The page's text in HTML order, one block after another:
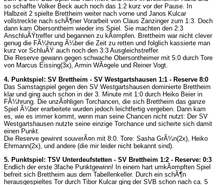
so schaffte Volker Beck auch noch das 1:2 kurz vor der Pause. In
Halbzeit 2 spielte Brettheim weiter nach vorne und Janos Kulcar
vollstreckte nach schÃ¶ner Vorarbeit von Claus Zanzinger zum 1:3. Doch
dann kam Obersontheim wieder ins Spiel. Sie machten den 2:3
AnschluÃŸtreffer und begannen zu kÃ¤mpfen. Brettheim war nicht clever
genug die FÃ¼hrung Ã¼ber die Zeit zu retten und folglich kassierte man
kurz vor SchluÃŸ auch noch den 3:3 Ausgleichstreffer.
Die Reserve gewann gegen schwache Obersontheimer mit 5:0 durch Tore
von Marcus Eissing(3x), Armin WÃ¤gele und Reiner Vogt.
4. Punktspiel: SV Brettheim - SV Westgartshausen 1:1 - Reserve 8:0
Das Samstagspiel gegen den SV Westgartshausen dominierte Brettheim
klar und ging auch schon in der 3. Minute mit 1:0 durch Heiko Beier in
FÃ¼hrung. Die unzÃ¤hligen Torchancen, die sich Brettheim das ganze
Spiel Ã¼ber erarbeitete wurden jedoch leichtfertig vergeben. Dann kam
es, wie es immer kommt, wenn man seine Chancen nicht nutzt: Der SV
Westgartshausen nutzte seine einzige Torchance und sicherte sich damit
einen Punkt.
Die Reserve gewinnt souverÃ¤n mit 8:0. Tore: Sasha GrÃ¼n(2x), Heiko
Ehrmann(2x), und andere (die mir leider nicht bekannt sind).
5. Punktspiel: TSV Unterdeufstetten - SV Brettheim 1:2 - Reserve: 0:3
Endlich der erste 3fache Punktgewinn! In einem hart umkÃ¤mpften Spiel
befreit sich Brettheim aus dem Tabellenkeller. Durch ein schÃ¶n
herausgespieltes Tor durch Tibor Kulcar ging der SVB schon nach ca. 5